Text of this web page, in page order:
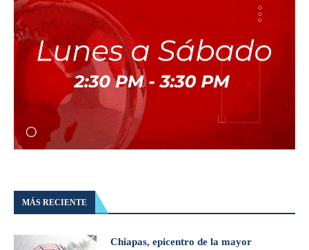
MÁS RECIENTE
Chiapas, epicentro de la mayor